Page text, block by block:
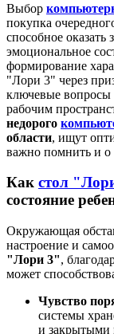
Выбор
покупка
способное оказать
эмоциональное
формирование
"Лори 3" через
ключевые вопросы
рабочим
недорого
области, ищут
важно помнить и о
Как стол
состояние
Окружающая
настроение и
"Лори 3",
может
Чувство
системы
и закрытыми